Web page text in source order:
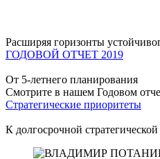
Расширяя горизонты
ГОДОВОЙ ОТЧЕТ 2019
От 5-летнего планирования
Смотрите в нашем Годовом
Стратегические приоритеты
К долгосрочной